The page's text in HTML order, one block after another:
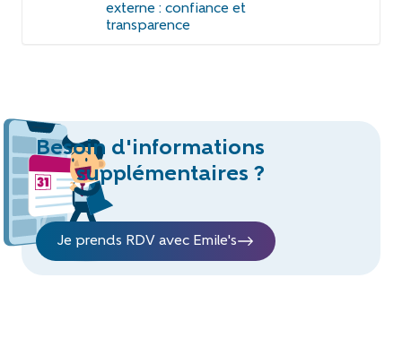
externe : confiance et
transparence
Besoin d'informations
supplémentaires ?
Je prends RDV avec Emile's